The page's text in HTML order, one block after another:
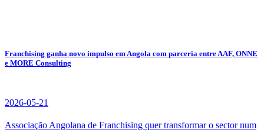
Franchising ganha novo impulso em Angola com parceria entre AAF, ONNE
e MORE Consulting
2026-05-21
Associação Angolana de Franchising quer transformar o sector num